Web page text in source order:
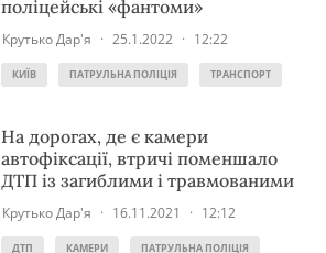
поліцейські «фантоми»
Крутько Дар'я · 25.1.2022 · 12:22
КИЇВ ПАТРУЛЬНА ПОЛІЦІЯ ТРАНСПОРТ
На дорогах, де є камери
автофіксації, втричі поменшало
ДТП із загиблими і травмованими
Крутько Дар'я · 16.11.2021 · 12:12
ДТП КАМЕРИ ПАТРУЛЬНА ПОЛІЦІЯ